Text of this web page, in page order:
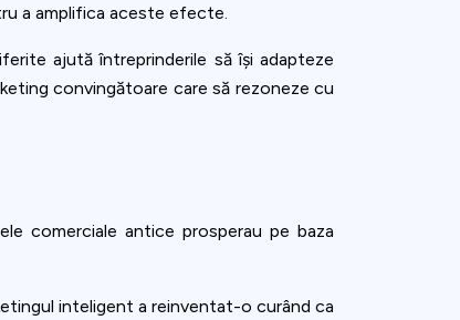
a amplifica aceste efecte.
ajută întreprinderile să își adapteze
convingătoare care să rezoneze cu
comerciale antice prosperau pe baza
inteligent a reinventat-o curând ca